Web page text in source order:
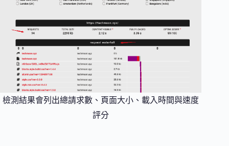
檢測結果會列出總請求數、頁面大小、載入時間與速度
評分